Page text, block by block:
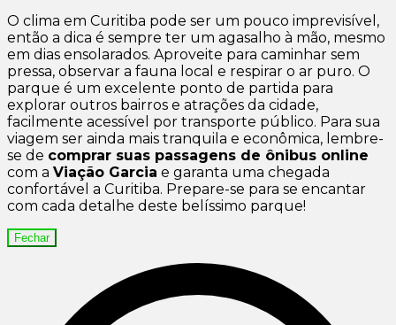
O clima em Curitiba pode ser um pouco imprevisível,
então a dica é sempre ter um agasalho à mão, mesmo
em dias ensolarados. Aproveite para caminhar sem
pressa, observar a fauna local e respirar o ar puro. O
parque é um excelente ponto de partida para
explorar outros bairros e atrações da cidade,
facilmente acessível por transporte público. Para sua
viagem ser ainda mais tranquila e econômica, lembre-
se de comprar suas passagens de ônibus online
com a Viação Garcia e garanta uma chegada
confortável a Curitiba. Prepare-se para se encantar
com cada detalhe deste belíssimo parque!
Fechar